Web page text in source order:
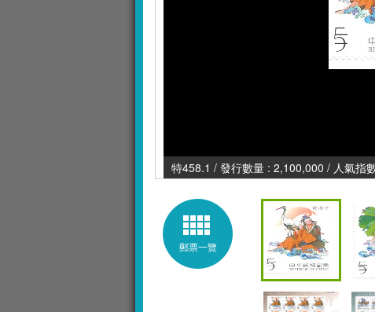
特458.1 / 發行數量 : 2,100,000 / 人氣指
郵票一覽